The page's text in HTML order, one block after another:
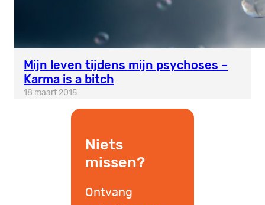
Mijn leven tijdens mijn psychoses –
Karma is a bitch
18 maart 2015
Niets
missen?
Ontvang